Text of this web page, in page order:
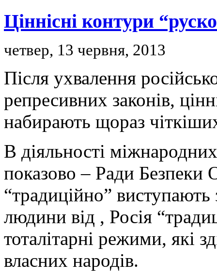
Ціннісні контури
четвер, 13 червня, 2013
Після ухвалення
репресивних законів,
набирають щораз
В діяльності
показово – Ради Безпеки
“традиційно” виступають
людини від , Росія
тоталітарні режими, які
власних народів.